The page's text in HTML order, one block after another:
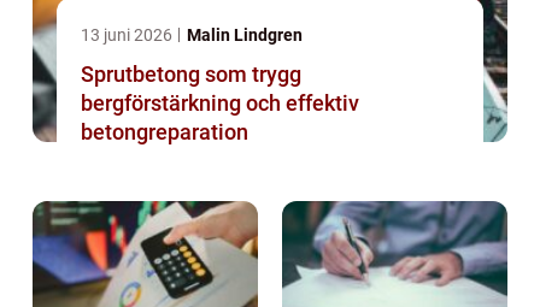
13 juni 2026 Malin Lindgren
Sprutbetong som trygg
bergförstärkning och effektiv
betongreparation